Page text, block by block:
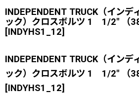
INDEPENDENT TRUCK（インデ
ック）クロスボルツ 1 1/2" （
[INDYHS1_12]
INDEPENDENT TRUCK（インデ
ック）クロスボルツ 1 1/2" （
[INDYHS1_12]